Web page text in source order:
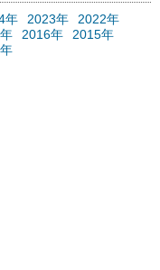
年 2023年
2022年
2016年
2015年